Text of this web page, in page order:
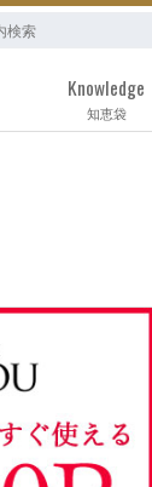
知恵袋
Knowledge